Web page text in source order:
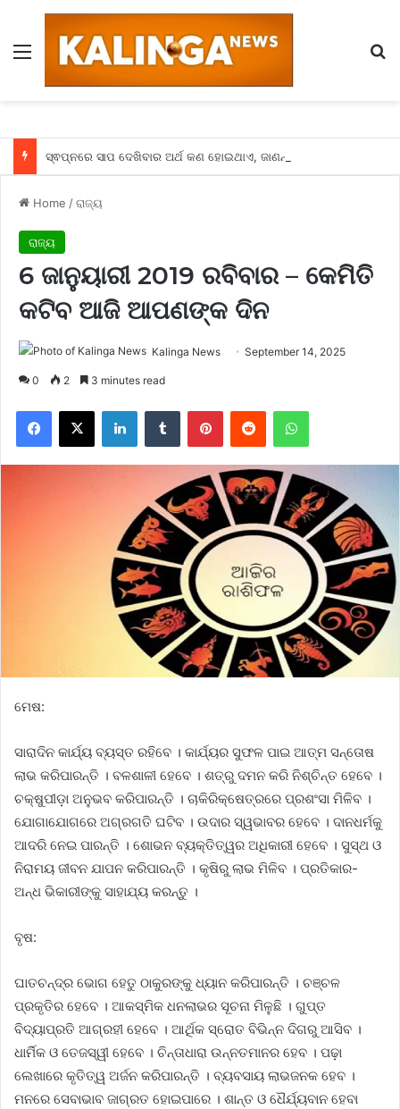
Menu
ସ୍ଵପ୍ନରେ ସାପ ଦେଖିବାର ଅର୍ଥ କଣ ହୋଇଥାଏ, ଜାଣନ୍ତୁ
Home /ରାଜ୍ୟ
ରାଜ୍ୟ
6 ଜାନୁୟାରୀ 2019 ରବିବାର – କେମିତି
କଟିବ ଆଜି ଆପଣଙ୍କ ଦିନ
Kalinga News September 14, 2025
0 2 3 minutes read
Facebook
X LinkedInTumblr PinterestReddit WhatsApp
ମେଷ:
ସାରାଦିନ କାର୍ଯ୍ୟ ବ୍ୟସ୍ତ ରହିବେ । କାର୍ଯ୍ୟର ସୁଫଳ ପାଇ ଆତ୍ମ ସନ୍ତୋଷ
ଲାଭ କରିପାରନ୍ତି । ବଳଶାଳୀ ହେବେ । ଶତ୍ରୁ ଦମନ କରି ନିଶ୍ଚିନ୍ତ ହେବେ ।
ଚକ୍ଷୁପୀଡ଼ା ଅନୁଭବ କରିପାରନ୍ତି । ଚାକିରିକ୍ଷେତ୍ରରେ ପ୍ରଶଂସା ମିଳିବ ।
ଯୋଗାଯୋଗରେ ଅଗ୍ରଗତି ଘଟିବ । ଉଦାର ସ୍ୱଭାବର ହେବେ । ଦାନଧର୍ମକୁ
ଆଦରି ନେଇ ପାରନ୍ତି । ଶୋଭନ ବ୍ୟକ୍ତିତ୍ୱର ଅଧିକାରୀ ହେବେ । ସୁସ୍ଥ ଓ
ନିରାମୟ ଜୀବନ ଯାପନ କରିପାରନ୍ତି । କୃଷିରୁ ଲାଭ ମିଳିବ । ପ୍ରତିକାର-
ଅନ୍ଧ ଭିକାରୀଙ୍କୁ ସାହାଯ୍ୟ କରନ୍ତୁ ।
ବୃଷ:
ଘାତଚନ୍ଦ୍ର ଭୋଗ ହେତୁ ଠାକୁରଙ୍କୁ ଧ୍ୟାନ କରିପାରନ୍ତି । ଚଞ୍ଚଳ
ପ୍ରକୃତିର ହେବେ । ଆକସ୍ମିକ ଧନଲାଭର ସୂଚନା ମିଳୁଛି । ଗୁପ୍ତ
ବିଦ୍ୟାପ୍ରତି ଆଗ୍ରହୀ ହେବେ । ଆର୍ଥିକ ସ୍ରୋତ ବିଭିନ୍ନ ଦିଗରୁ ଆସିବ ।
ଧାର୍ମିକ ଓ ତେଜସ୍ୱୀ ହେବେ । ଚିନ୍ତାଧାରା ଉନ୍ନତମାନର ହେବ । ପଢ଼ା
ଲେଖାରେ କୃତିତ୍ୱ ଅର୍ଜନ କରିପାରନ୍ତି । ବ୍ୟବସାୟ ଲାଭଜନକ ହେବ ।
ମନରେ ସେବାଭାବ ଜାଗ୍ରତ ହୋଇପାରେ । ଶାନ୍ତ ଓ ଧୈର୍ଯ୍ୟବାନ ହେବା